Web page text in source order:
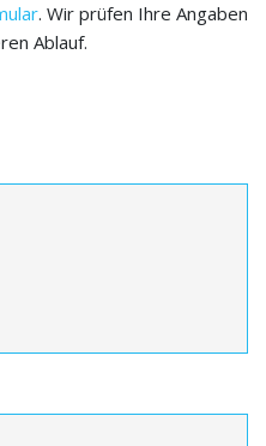
. Wir prüfen Ihre Angaben
Ablauf.